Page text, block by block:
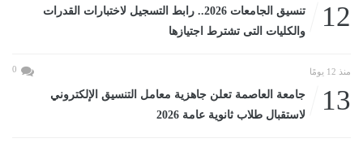
12
تنسيق الجامعات 2026.. رابط التسجيل لاختبارات القدرات
والكليات التى تشترط اجتيازها
منذ 12 يومًا 0
13
جامعة العاصمة تعلن جاهزية معامل التنسيق الإلكتروني
لاستقبال طلاب ثانوية عامة 2026